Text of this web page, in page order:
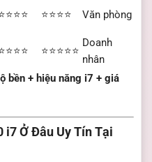
⭐⭐⭐⭐ Văn phòng
⭐⭐⭐⭐⭐
Doanh
nhân
bền + hiệu năng i7 + giá
i7 Ở Đâu Uy Tín Tại